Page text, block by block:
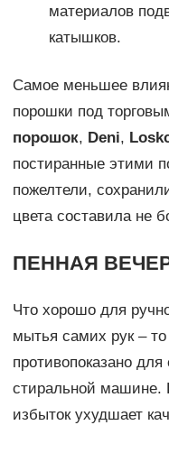
материалов
катышков.
Самое меньшее
порошки под
порошок, Deni, Losk
постиранные этими
пожелтели,
цвета составила не
ПЕННАЯ
Что хорошо для
мытья самих рук –
противопоказано
стиральной машине.
избыток ухудшает